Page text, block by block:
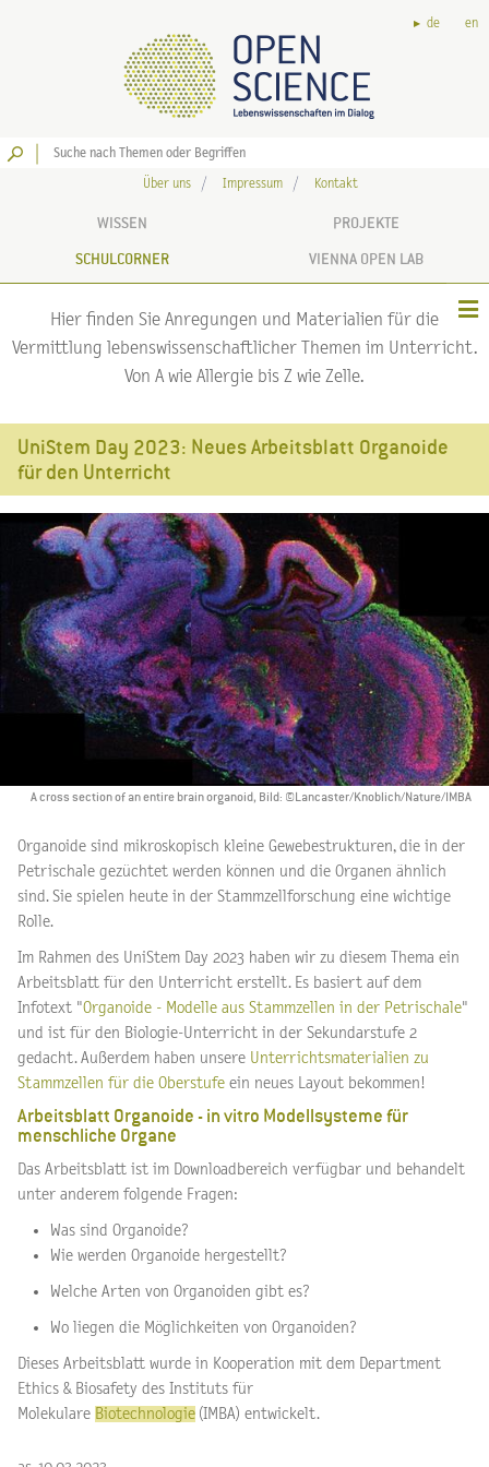
de en
Über uns Impressum Kontakt
WISSEN PROJEKTE
SCHULCORNER VIENNA OPEN LAB
Hier finden Sie Anregungen und Materialien für die
Vermittlung lebenswissenschaftlicher Themen im Unterricht.
Von A wie Allergie bis Z wie Zelle.
UniStem Day 2023: Neues Arbeitsblatt Organoide
für den Unterricht
A cross section of an entire brain organoid, Bild: ©Lancaster/Knoblich/Nature/IMBA
Organoide sind mikroskopisch kleine Gewebestrukturen, die in der
Petrischale gezüchtet werden können und die Organen ähnlich
sind. Sie spielen heute in der Stammzellforschung eine wichtige
Rolle.
Im Rahmen des UniStem Day 2023 haben wir zu diesem Thema ein
Arbeitsblatt für den Unterricht erstellt. Es basiert auf dem
Infotext "Organoide - Modelle aus Stammzellen in der Petrischale"
und ist für den Biologie-Unterricht in der Sekundarstufe 2
gedacht. Außerdem haben unsere Unterrichtsmaterialien zu
Stammzellen für die Oberstufe ein neues Layout bekommen!
Arbeitsblatt Organoide - in vitro Modellsysteme für
menschliche Organe
Das Arbeitsblatt ist im Downloadbereich verfügbar und behandelt
unter anderem folgende Fragen:
Was sind Organoide?
Wie werden Organoide hergestellt?
Welche Arten von Organoiden gibt es?
Wo liegen die Möglichkeiten von Organoiden?
Dieses Arbeitsblatt wurde in Kooperation mit dem Department
Ethics & Biosafety des Instituts für
Molekulare Biotechnologie (IMBA) entwickelt.